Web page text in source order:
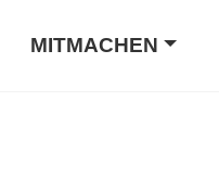
MITMACHEN